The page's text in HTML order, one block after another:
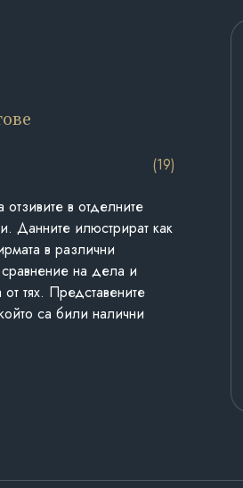
(19)
в отделните
Данните илюстрират как
в различни
на дела и
от тях. Представените
са били налични